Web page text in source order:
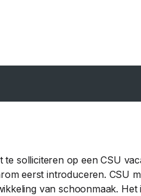
te solliciteren op een CSU
eerst introduceren. CSU
van schoonmaak. Het